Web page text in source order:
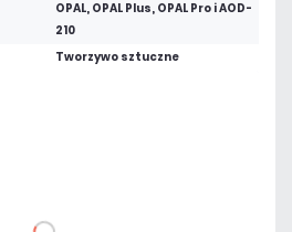
OPAL, OPAL Plus, OPAL Pro i AOD-
210
Tworzywo sztuczne